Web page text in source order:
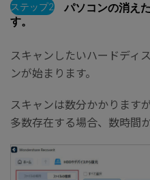
ステップ2
パソコンの消え
す。
スキャンしたいハードディ
ンが始まります。
スキャンは数分かかります
多数存在する場合、数時間